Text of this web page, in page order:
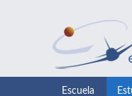
Escuela